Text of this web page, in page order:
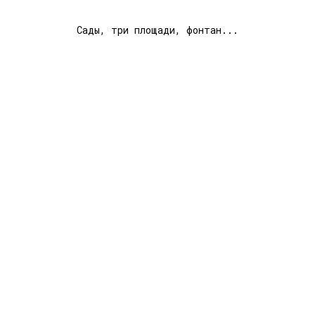
Сады, три площади, фонтан...